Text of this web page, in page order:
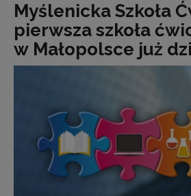
Myślenicka Szkoła
pierwsza szkoła
w Małopolsce już